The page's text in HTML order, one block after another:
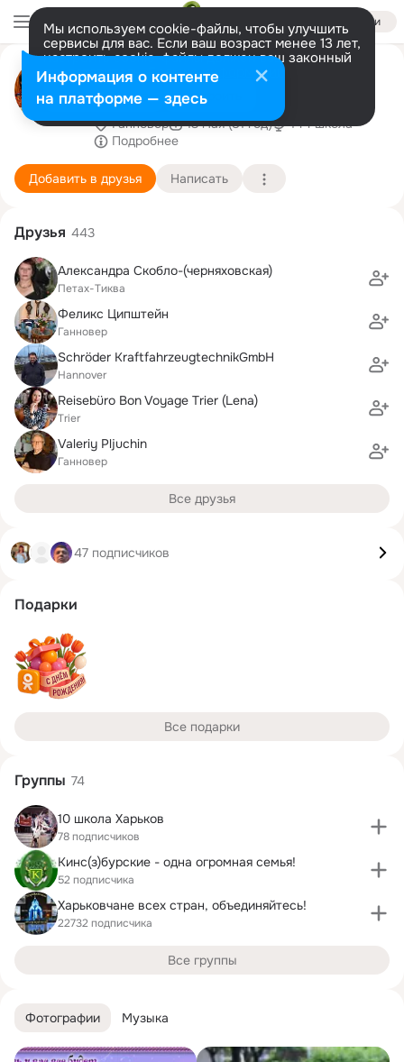
Войти
Мы используем cookie-файлы, чтобы улучшить
сервисы для вас. Если ваш возраст менее 13 лет,
настроить cookie-файлы должен ваш законный
представитель. Больше информации
Разрешить все Настроить
Эдуард Фира Сеплярский
Кинзбурская
Ганновер 13 мая (81 год)
144 школа
Подробнее
Добавить в друзья Написать
Фотографии Музыка
Друзья 443
Александра Скобло-(черняховская)
Петах-Тиква
Феликс Ципштейн
Ганновер
Schröder KraftfahrzeugtechnikGmbH
Hannover
Reisebüro Bon Voyage Trier (Lena)
Trier
Valeriy Pljuchin
Ганновер
Все друзья
47 подписчиков
Подарки
Все подарки
Группы 74
10 школа Харьков
78 подписчиков
Кинс(з)бурские - одна огромная семья!
52 подписчика
Харьковчане всех стран, объединяйтесь!
22732 подписчика
Все группы
Информация о контенте
на платформе — здесь